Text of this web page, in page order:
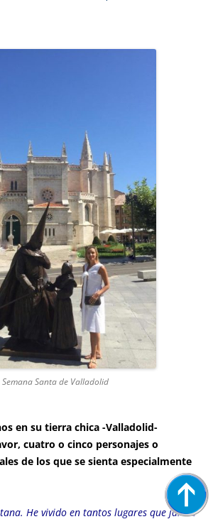
Santa de Valladolid
en su tierra chica -Valladolid-
cuatro o cinco personajes o
de los que se sienta especialmente
He vivido en tantos lugares que jamás